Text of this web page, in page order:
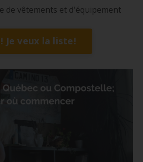
de vêtements et d'équipement
Je veux la liste!